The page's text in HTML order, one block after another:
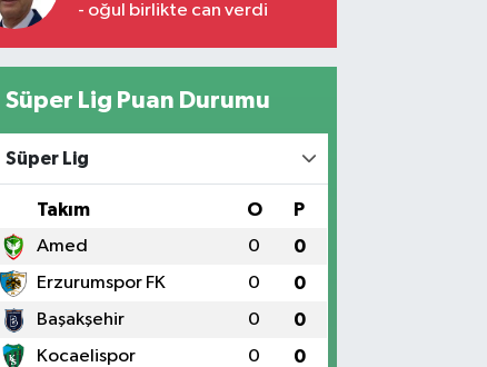
- oğul birlikte can verdi
Süper Lig Puan Durumu
Süper Lig
Takım O P
Amed 0 0
Erzurumspor FK 0 0
Başakşehir 0 0
Kocaelispor 0 0